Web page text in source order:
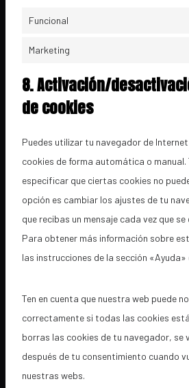
Funcional
Marketing
8. Activación/
de cookies
Puedes utilizar tu navegador de
cookies de forma automática o manual.
especificar que ciertas cookies no
opción es cambiar los ajustes de tu
que recibas un mensaje cada vez que
Para obtener más información sobre
las instrucciones de la sección
Ten en cuenta que nuestra web puede
correctamente si todas las cookies
borras las cookies de tu navegador, se
después de tu consentimiento cuando
nuestras webs.